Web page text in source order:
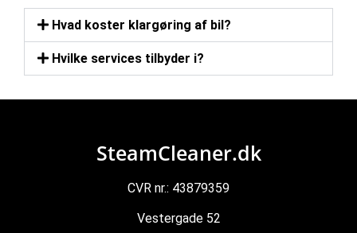
Hvad koster klargøring af bil?
Hvilke services tilbyder i?
SteamCleaner.dk
CVR nr.: 43879359
Vestergade 52